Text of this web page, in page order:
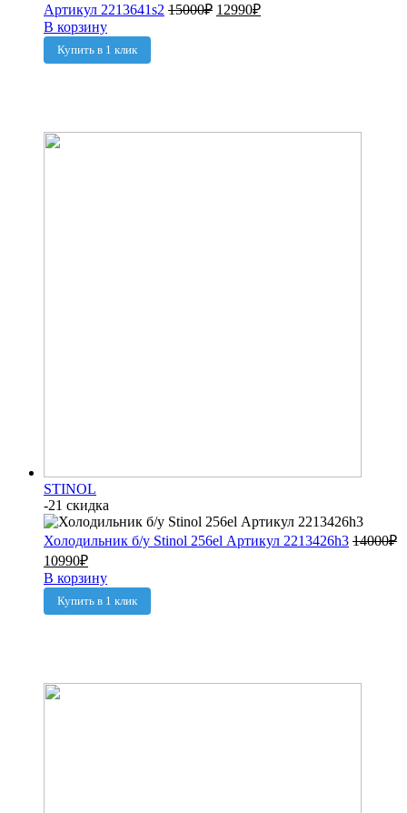
Артикул 2213641s2 15000₽ 12990₽
В корзину
Купить в 1 клик
STINOL
-21 скидка
Холодильник б/у Stinol 256el Артикул 2213426h3 14000₽
10990₽
В корзину
Купить в 1 клик